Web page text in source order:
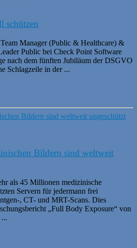
schützen
Manager (Public & Healthcare) &
Public bei Check Point Software
nach dem fünften Jubiläum der DSGVO
Schlagzeile in der ...
Bildern sind weltweit
als 45 Millionen medizinische
Servern für jedermann frei
, CT- und MRT-Scans. Dies
„Full Body Exposure“ von